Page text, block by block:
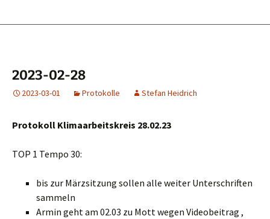
2023-02-28
2023-03-01 Protokolle Stefan Heidrich
Protokoll Klimaarbeitskreis 28.02.23
TOP 1 Tempo 30:
bis zur Märzsitzung sollen alle weiter Unterschriften
sammeln
Armin geht am 02.03 zu Mott wegen Videobeitrag ,